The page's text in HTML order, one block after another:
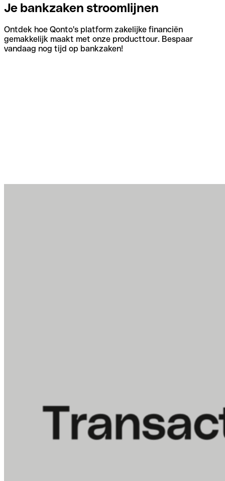
Je bankzaken stroomlijnen
Ontdek hoe Qonto's platform zakelijke financiën
gemakkelijk maakt met onze producttour. Bespaar
vandaag nog tijd op bankzaken!